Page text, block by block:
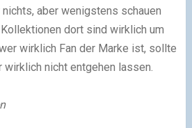
aber wenigstens schauen
dort sind wirklich um
wirklich Fan der Marke ist, sollte
nicht entgehen lassen.